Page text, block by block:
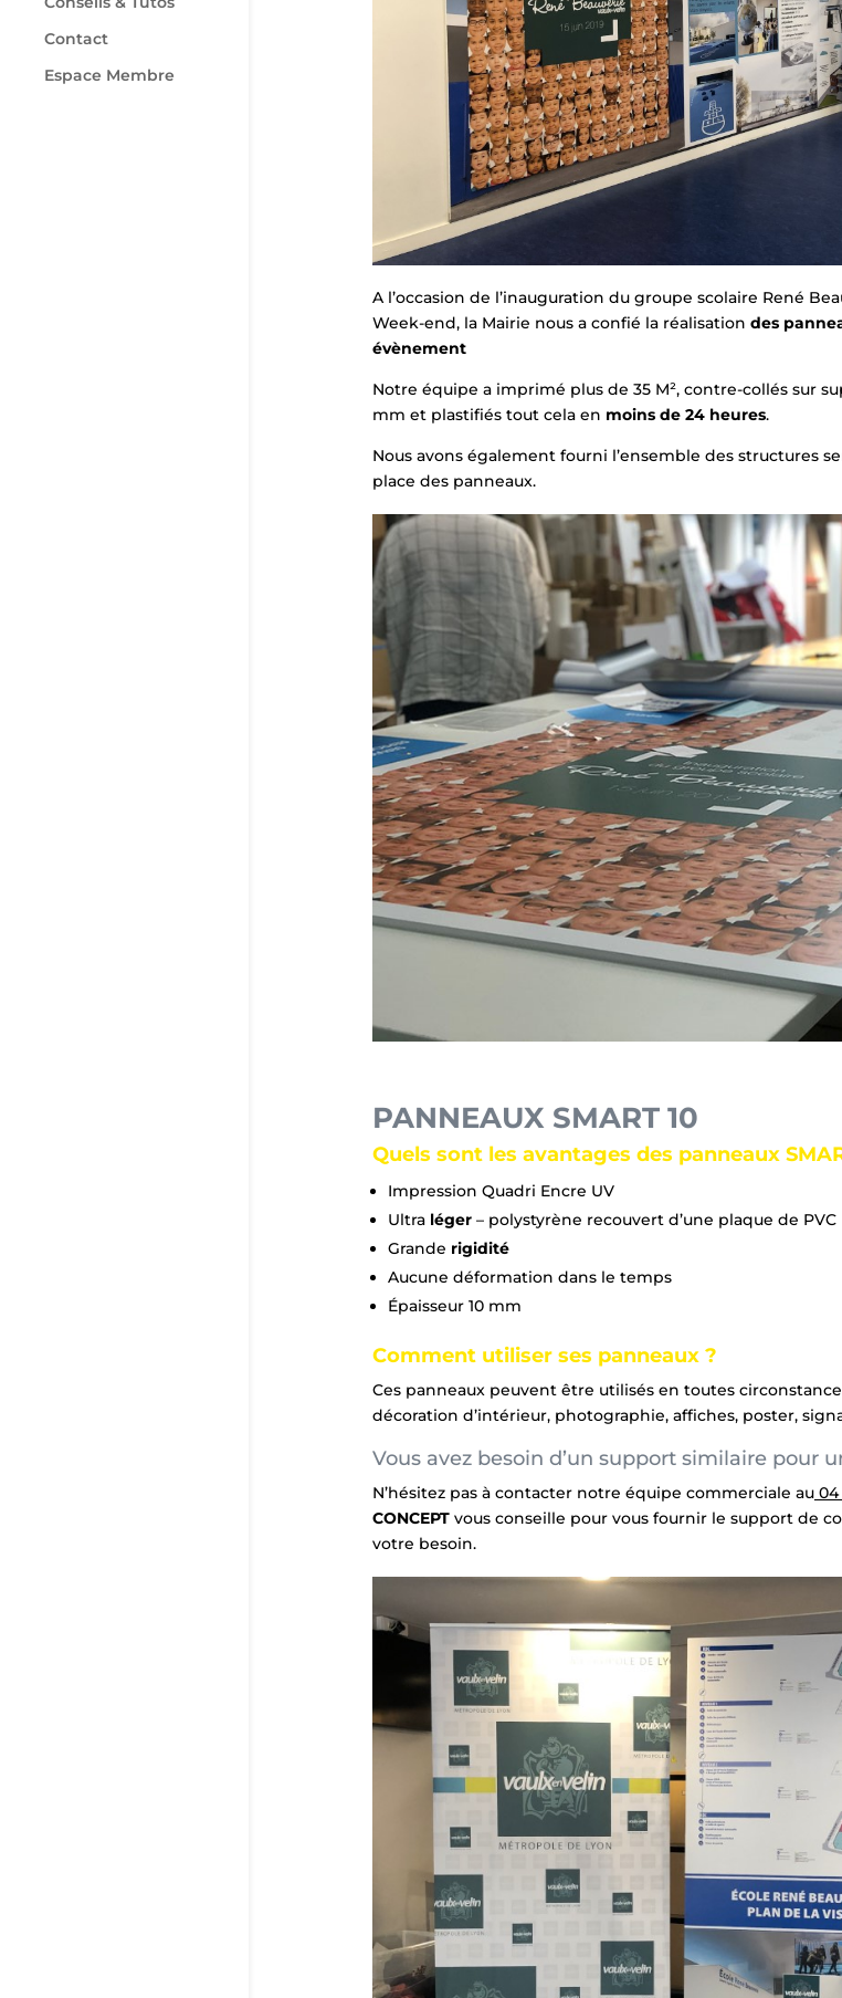
Contact
Espace Membre
A l’occasion de l’inauguration du groupe scolaire René
Week-end, la Mairie nous a confié la réalisation des
évènement
Notre équipe a imprimé plus de 35 M², contre-collés sur
mm et plastifiés tout cela en moins de 24 heures.
Nous avons également fourni l’ensemble des structures
place des panneaux.
PANNEAUX SMART 10
Quels sont les avantages des panneaux
Impression Quadri Encre UV
Ultra léger– polystyrène recouvert d’une plaque de PVC
Grande rigidité
Aucune déformation dans le temps
Épaisseur 10 mm
Comment utiliser ses panneaux ?
Ces panneaux peuvent être utilisés en toutes
décoration d’intérieur, photographie, affiches, poster,
Vous avez besoin d’un support similaire pour
N’hésitez pas à contacter notre équipe commerciale au04
CONCEPTvous conseille pour vous fournir le support de
votre besoin.